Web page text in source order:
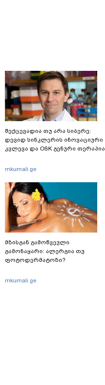
შექცევადია თუ არა სიბერე:
დევიდ სინკლერის ინოვაციური
კვლევა და OSK გენური თერაპია
mkurnali.ge
მზისგან გამოწვეული
გამონაყარი: ალერგია თუ
ფოტოდერმატოზი?
mkurnali.ge